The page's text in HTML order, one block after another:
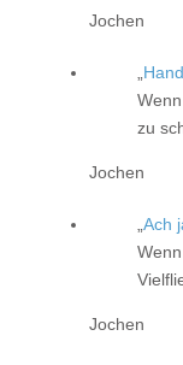
Jochen
zu
Jochen
Ach
Jochen